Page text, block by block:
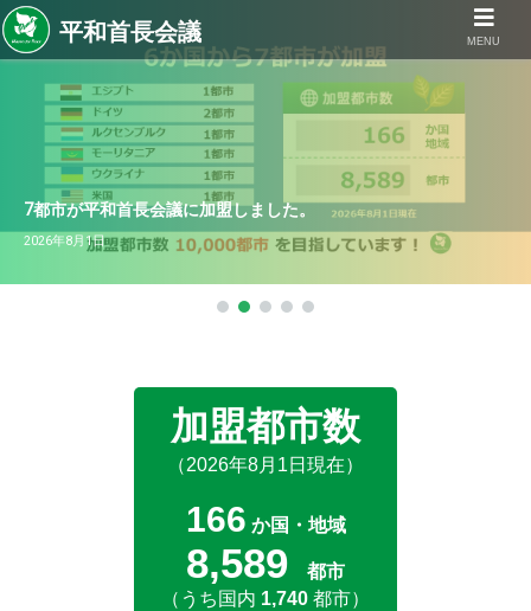
7都市が平和首長会議に加盟しました。
2026年8月1日
加盟都市数
（2026年8月1日現在）
166 か国・地域
8,589 都市
（うち国内 1,740 都市）
MENU